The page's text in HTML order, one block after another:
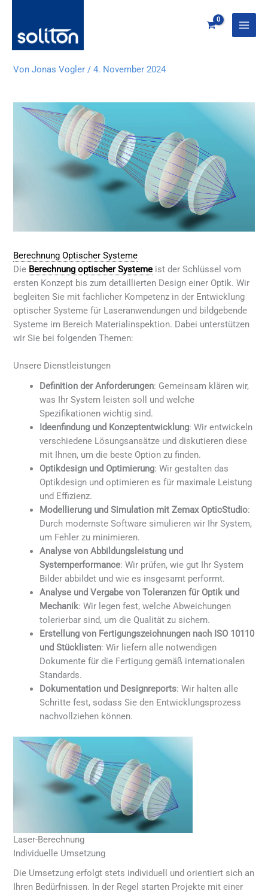
springen
VonJonas Vogler/4. November 2024
Berechnung Optischer Systeme
Die Berechnung optischer Systeme ist der Schlüssel vom
ersten Konzept bis zum detaillierten Design einer Optik. Wir
begleiten Sie mit fachlicher Kompetenz in der Entwicklung
optischer Systeme für Laseranwendungen und bildgebende
Systeme im Bereich Materialinspektion. Dabei unterstützen
wir Sie bei folgenden Themen:
Unsere Dienstleistungen
Definition der Anforderungen: Gemeinsam klären wir,
was Ihr System leisten soll und welche
Spezifikationen wichtig sind.
Ideenfindung und Konzeptentwicklung: Wir entwickeln
verschiedene Lösungsansätze und diskutieren diese
mit Ihnen, um die beste Option zu finden.
Optikdesign und Optimierung: Wir gestalten das
Optikdesign und optimieren es für maximale Leistung
und Effizienz.
Modellierung und Simulation mit Zemax OpticStudio:
Durch modernste Software simulieren wir Ihr System,
um Fehler zu minimieren.
Analyse von Abbildungsleistung und
Systemperformance: Wir prüfen, wie gut Ihr System
Bilder abbildet und wie es insgesamt performt.
Analyse und Vergabe von Toleranzen für Optik und
Mechanik: Wir legen fest, welche Abweichungen
tolerierbar sind, um die Qualität zu sichern.
Erstellung von Fertigungszeichnungen nach ISO 10110
und Stücklisten: Wir liefern alle notwendigen
Dokumente für die Fertigung gemäß internationalen
Standards.
Dokumentation und Designreports: Wir halten alle
Schritte fest, sodass Sie den Entwicklungsprozess
nachvollziehen können.
Laser-Berechnung
Individuelle Umsetzung
Die Umsetzung erfolgt stets individuell und orientiert sich an
Ihren Bedürfnissen. In der Regel starten Projekte mit einer